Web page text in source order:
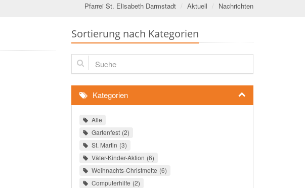
Pfarrei St. Elisabeth Darmstadt Aktuell Nachrichten
Sortierung nach Kategorien
Suche
Kategorien
Alle
Gartenfest 2
St. Martin 3
Väter-Kinder-Aktion 6
Weihnachts-Christmette 6
Computerhilfe 2